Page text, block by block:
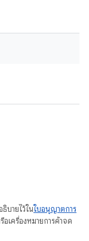
บายไว้ในใบอนุญาตการ
เครื่องหมายการค้าจด